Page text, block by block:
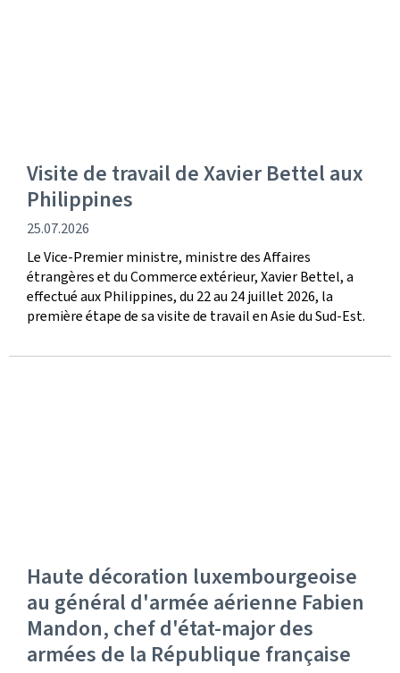
Visite de travail de Xavier Bettel aux
Philippines
date
de
publication
25.07.2026
Le Vice-Premier ministre, ministre des Affaires
étrangères et du Commerce extérieur, Xavier Bettel, a
effectué aux Philippines, du 22 au 24 juillet 2026, la
première étape de sa visite de travail en Asie du Sud-Est.
Haute décoration luxembourgeoise
au général d'armée aérienne Fabien
Mandon, chef d'état-major des
armées de la République française